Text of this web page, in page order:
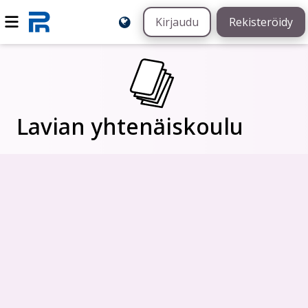
Kirjaudu Rekisteröidy
Lavian yhtenäiskoulu